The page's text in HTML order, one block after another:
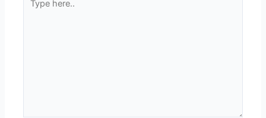
here..